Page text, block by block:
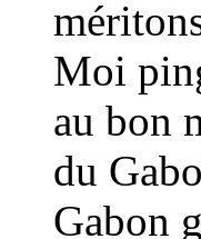
Moi
au bon
du
Gabon